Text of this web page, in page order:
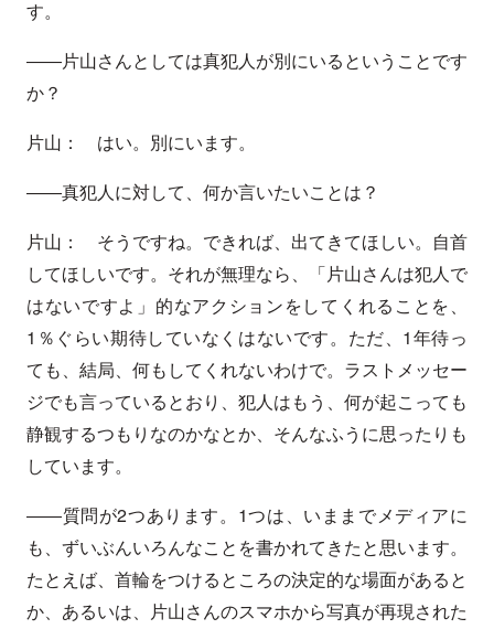
す。
――片山さんとしては真犯人が別にいるということです
か？
片山： はい。別にいます。
――真犯人に対して、何か言いたいことは？
片山： そうですね。できれば、出てきてほしい。自首
してほしいです。それが無理なら、「片山さんは犯人で
はないですよ」的なアクションをしてくれることを、
1％ぐらい期待していなくはないです。ただ、1年待っ
ても、結局、何もしてくれないわけで。ラストメッセー
ジでも言っているとおり、犯人はもう、何が起こっても
静観するつもりなのかなとか、そんなふうに思ったりも
しています。
――質問が2つあります。1つは、いままでメディアに
も、ずいぶんいろんなことを書かれてきたと思います。
たとえば、首輪をつけるところの決定的な場面があると
か、あるいは、片山さんのスマホから写真が再現された